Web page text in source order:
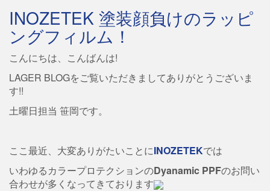
INOZETEK 塗装顔負けのラッピ
ングフィルム！
こんにちは、こんばんは!
LAGER BLOGをご覧いただきましてありがとうございま
す!!
土曜日担当 笹岡です。
ここ最近、大変ありがたいことにINOZETEKでは
いわゆるカラープロテクションのDyanamic PPFのお問い
合わせが多くなってきております